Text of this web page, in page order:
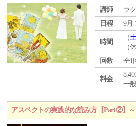
講師
ラ
日程
9月
時間
（土
（
回数
全1
料金
一
アスペクトの実践的な読み方【Part②】